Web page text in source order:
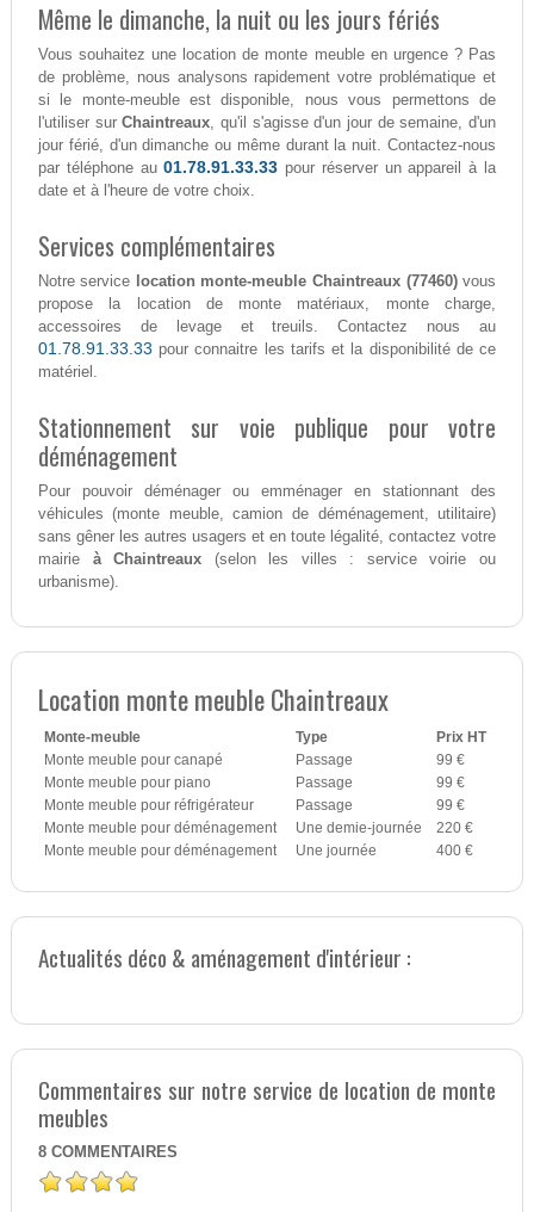
Même le dimanche, la nuit ou les jours fériés
Vous souhaitez une location de monte meuble en urgence ? Pas
de problème, nous analysons rapidement votre problématique et
si le monte-meuble est disponible, nous vous permettons de
l'utiliser surChaintreaux, qu'il s'agisse d'un jour de semaine, d'un
jour férié, d'un dimanche ou même durant la nuit. Contactez-nous
par téléphone au01.78.91.33.33 pour réserver un appareil à la
date et à l'heure de votre choix.
Services complémentaires
Notre service location monte-meuble Chaintreaux (77460)vous
propose la location de monte matériaux, monte charge,
accessoires de levage et treuils. Contactez nous au
01.78.91.33.33 pour connaitre les tarifs et la disponibilité de ce
matériel.
Stationnement sur voie publique pour votre
déménagement
Pour pouvoir déménager ou emménager en stationnant des
véhicules (monte meuble, camion de déménagement, utilitaire)
sans gêner les autres usagers et en toute légalité, contactez votre
mairie à Chaintreaux (selon les villes : service voirie ou
urbanisme).
Location monte meuble Chaintreaux
Monte-meuble Type
Prix HT
Monte meuble pour canapé
Passage
99 €
Monte meuble pour piano
Passage
99 €
Monte meuble pour réfrigérateur
Passage
99 €
Monte meuble pour déménagement
Une demie-journée
220 €
Monte meuble pour déménagement
Une journée 400 €
Actualités déco & aménagement d'intérieur :
Commentaires sur notre service de location de monte
meubles
8 COMMENTAIRES